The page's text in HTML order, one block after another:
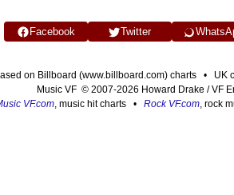
Facebook Twitter
on Billboard (www.billboard.com) charts • UK
Music VF © 2007-2026 Howard Drake / VF
VF.com, music hit charts • Rock VF.com, rock